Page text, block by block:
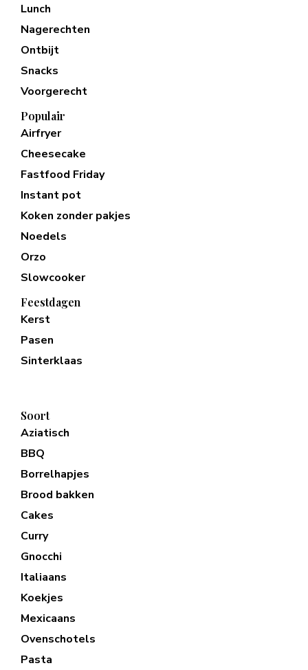
Lunch
Nagerechten
Ontbijt
Snacks
Voorgerecht
Populair
Airfryer
Cheesecake
Fastfood Friday
Instant pot
Koken zonder pakjes
Noedels
Orzo
Slowcooker
Feestdagen
Kerst
Pasen
Sinterklaas
Soort
Aziatisch
BBQ
Borrelhapjes
Brood bakken
Cakes
Curry
Gnocchi
Italiaans
Koekjes
Mexicaans
Ovenschotels
Pasta